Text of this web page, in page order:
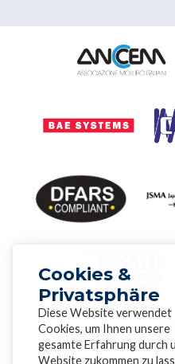
Cookies &
Privatsphäre
Diese Website verwendet
Cookies, um Ihnen unsere
gesamte Erfahrung durch
Website zukommen zu